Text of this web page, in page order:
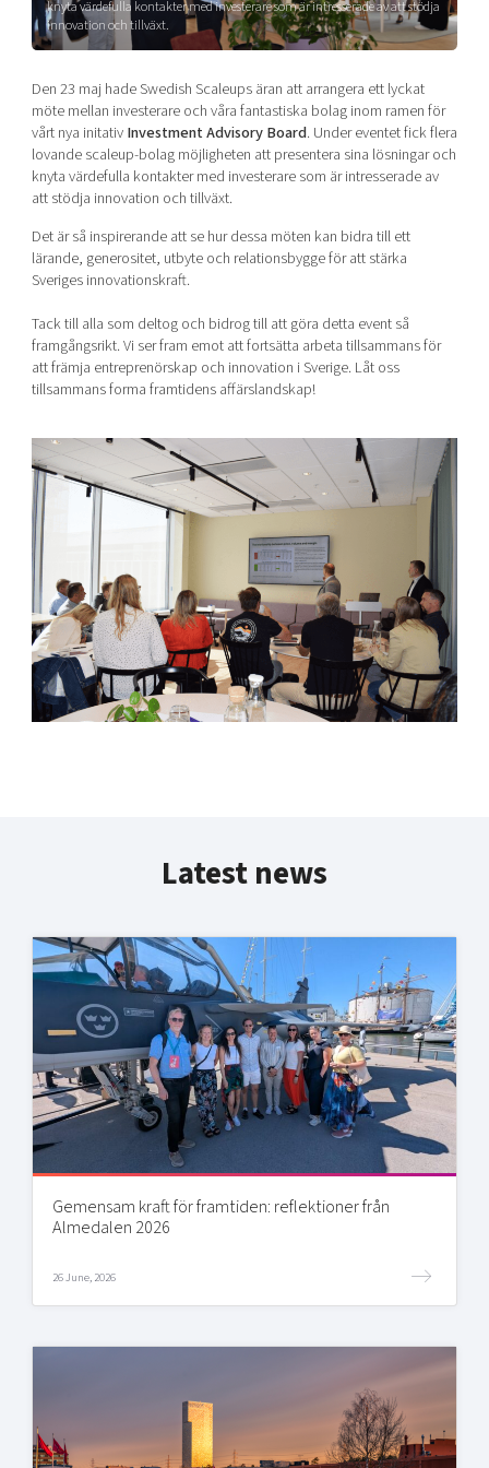
Shaping cities and regions
Bright East
East Sweden Tech Women
Reversed mentorship
Current offers and activities
Upscaling
Talent & skills
Startup & industry collaboration
Offers to boost your business
Funding opportunities
Our community of companies
Projects
Publications
Project toolbox
Our clusters
Reach out to us
Locations
Today's lunch in Mjärdevi
knyta värdefulla kontakter med investerare som är intresserade av att stödja
innovation och tillväxt.
Den 23 maj hade Swedish Scaleups äran att arrangera ett lyckat
möte mellan investerare och våra fantastiska bolag inom ramen för
vårt nya initativInvestment Advisory Board. Under eventet fick flera
lovande scaleup-bolag möjligheten att presentera sina lösningar och
knyta värdefulla kontakter med investerare som är intresserade av
att stödja innovation och tillväxt.
Det är så inspirerande att se hur dessa möten kan bidra till ett
lärande, generositet, utbyte och relationsbygge för att stärka
Sveriges innovationskraft.
Tack till alla som deltog och bidrog till att göra detta event så
framgångsrikt.Vi ser fram emot att fortsätta arbeta tillsammans för
att främja entreprenörskap och innovation i Sverige. Låt oss
tillsammans forma framtidens affärslandskap!
Latest news
Gemensam kraft för framtiden: reflektioner från
Almedalen 2026
26 June, 2026